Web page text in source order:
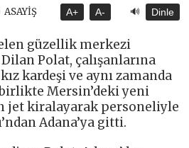
ASAYİŞ A+ A- 🔊 Dinle
güzellik merkezi
Polat, çalışanlarına
kardeşi ve aynı zamanda
Mersin’deki yeni
jet kiralayarak personeliyle
Adana’ya gitti.